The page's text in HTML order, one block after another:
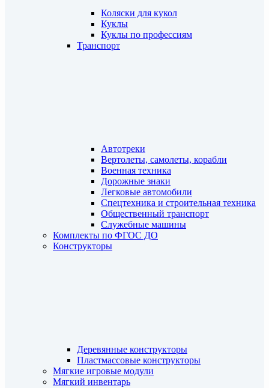
Коляски для кукол
Куклы
Куклы по профессиям
Транспорт
Автотреки
Вертолеты, самолеты, корабли
Военная техника
Дорожные знаки
Легковые автомобили
Спецтехника и строительная техника
Общественный транспорт
Служебные машины
Комплекты по ФГОС ДО
Конструкторы
Деревянные конструкторы
Пластмассовые конструкторы
Мягкие игровые модули
Мягкий инвентарь